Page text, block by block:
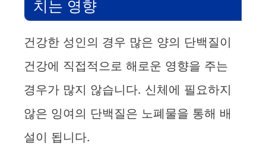
치는 영향
건강한 성인의 경우 많은 양의 단백질이
건강에 직접적으로 해로운 영향을 주는
경우가 많지 않습니다. 신체에 필요하지
않은 잉여의 단백질은 노폐물을 통해 배
설이 됩니다.